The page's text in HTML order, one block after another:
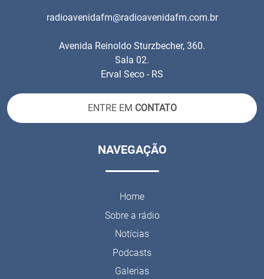
radioavenidafm@radioavenidafm.com.br
Avenida Reinoldo Sturzbecher, 360.
Sala 02.
Erval Seco - RS
ENTRE EM CONTATO
NAVEGAÇÃO
Home
Sobre a rádio
Notícias
Podcasts
Galerias